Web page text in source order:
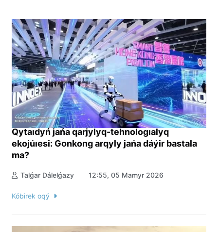
Qytaıdyń jańa qarjylyq-tehnologıalyq
ekojúıesi: Gonkong arqyly jańa dáýir bastala
ma?
Talǵar Dálelǵazy 12:55, 05 Mamyr 2026
Kóbirek oqý